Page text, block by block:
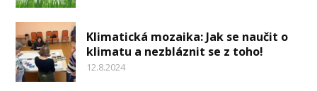
Klimatická mozaika: Jak se naučit o
klimatu a nezbláznit se z toho!
12.8.2024